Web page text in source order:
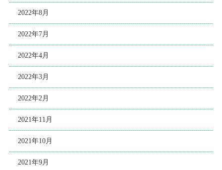
2022年8月
2022年7月
2022年4月
2022年3月
2022年2月
2021年11月
2021年10月
2021年9月